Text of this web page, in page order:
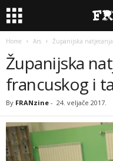
Home Ars Županijska
Županijska
francuskog i
By FRANzine - 24. veljače 2017.